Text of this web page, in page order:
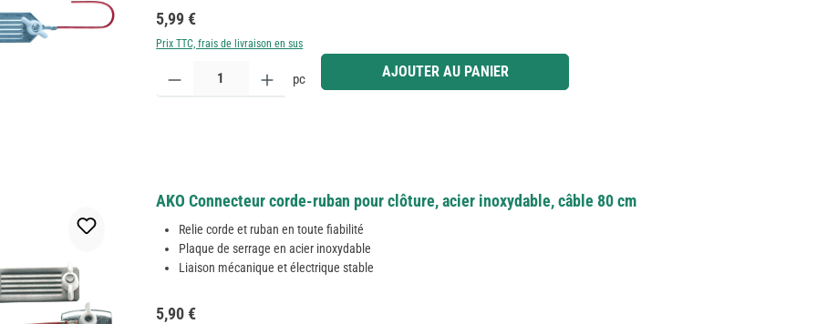
Prix régulier :
5,99 €
Prix TTC, frais de livraison en sus
Quantité de produit : Entrez la quantité souhaitée ou utilisez les boutons pour augmenter ou diminuer la quantité.
pc AJOUTER AU PANIER
AKO Connecteur corde-ruban pour clôture, acier inoxydable, câble 80 cm
Relie corde et ruban en toute fiabilité
Plaque de serrage en acier inoxydable
Liaison mécanique et électrique stable
Prix régulier :
5,90 €